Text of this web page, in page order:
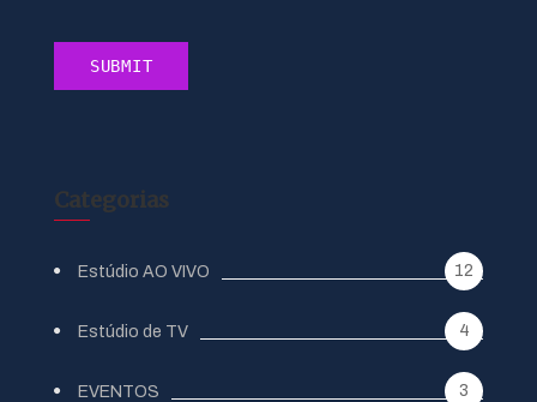
Categorias
Estúdio AO VIVO 12
Estúdio de TV 4
EVENTOS 3